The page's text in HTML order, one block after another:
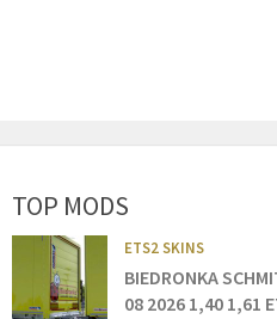
TOP MODS
ETS2 SKINS
BIEDRONKA
08 2026 1,40 1,61